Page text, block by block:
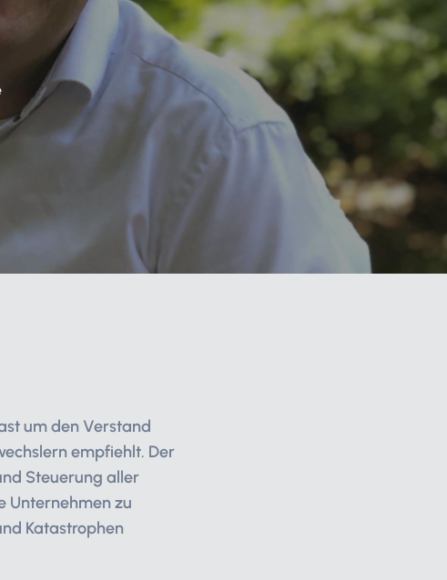
Geschäftskonto
Für Steuerberater
Partner-Erweiterungen
definitiv das Tool meiner Wahl!«
um den Verstand
empfiehlt. Der
Steuerung aller
Unternehmen zu
Katastrophen